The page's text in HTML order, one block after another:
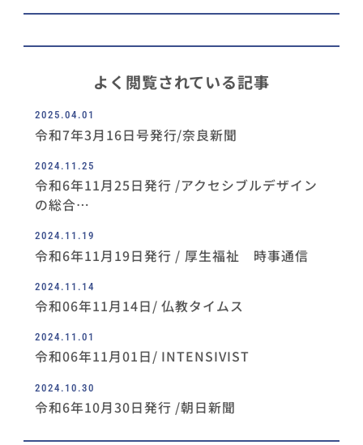
よく閲覧されている記事
2025.04.01
令和7年3月16日号発行/奈良新聞
2024.11.25
令和6年11月25日発行 /アクセシブルデザイン
の総合…
2024.11.19
令和6年11月19日発行 / 厚生福祉 時事通信
2024.11.14
令和06年11月14日/ 仏教タイムス
2024.11.01
令和06年11月01日/ INTENSIVIST
2024.10.30
令和6年10月30日発行 /朝日新聞